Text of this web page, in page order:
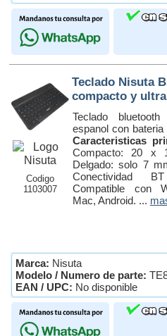
Codigo
1103007
Teclado Nisuta
compacto y
Teclado
espanol con bateria
Caracteristicas
Compacto: 20 x
Delgado: solo 7
Conectividad
Compatible con
Mac, Android. ...
Marca: Nisuta
Modelo / Numero de parte:
EAN / UPC: No disponible